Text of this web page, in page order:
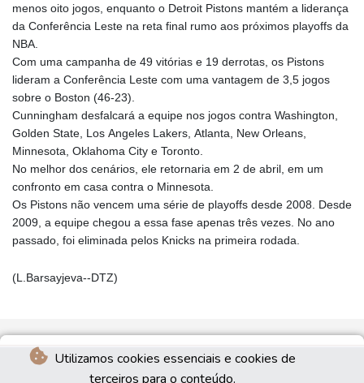
Utilizamos cookies essenciais e cookies de
terceiros para o conteúdo.
menos oito jogos, enquanto o Detroit Pistons mantém a liderança
da Conferência Leste na reta final rumo aos próximos playoffs da
NBA.
Com uma campanha de 49 vitórias e 19 derrotas, os Pistons
lideram a Conferência Leste com uma vantagem de 3,5 jogos
sobre o Boston (46-23).
Cunningham desfalcará a equipe nos jogos contra Washington,
Golden State, Los Angeles Lakers, Atlanta, New Orleans,
Minnesota, Oklahoma City e Toronto.
No melhor dos cenários, ele retornaria em 2 de abril, em um
confronto em casa contra o Minnesota.
Os Pistons não vencem uma série de playoffs desde 2008. Desde
2009, a equipe chegou a essa fase apenas três vezes. No ano
passado, foi eliminada pelos Knicks na primeira rodada.
(L.Barsayjeva--DTZ)